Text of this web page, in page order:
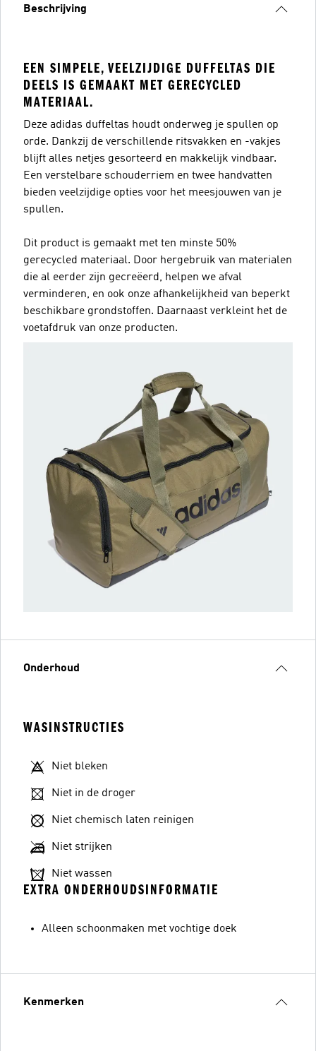
Beschrijving
EEN SIMPELE, VEELZIJDIGE DUFFELTAS DIE
DEELS IS GEMAAKT MET GERECYCLED
MATERIAAL.
Deze adidas duffeltas houdt onderweg je spullen op
orde. Dankzij de verschillende ritsvakken en -vakjes
blijft alles netjes gesorteerd en makkelijk vindbaar.
Een verstelbare schouderriem en twee handvatten
bieden veelzijdige opties voor het meesjouwen van je
spullen.
Dit product is gemaakt met ten minste 50%
gerecycled materiaal. Door hergebruik van materialen
die al eerder zijn gecreëerd, helpen we afval
verminderen, en ook onze afhankelijkheid van beperkt
beschikbare grondstoffen. Daarnaast verkleint het de
voetafdruk van onze producten.
Onderhoud
WASINSTRUCTIES
Niet bleken
Niet in de droger
Niet chemisch laten reinigen
Niet strijken
Niet wassen
EXTRA ONDERHOUDSINFORMATIE
Alleen schoonmaken met vochtige doek
Kenmerken